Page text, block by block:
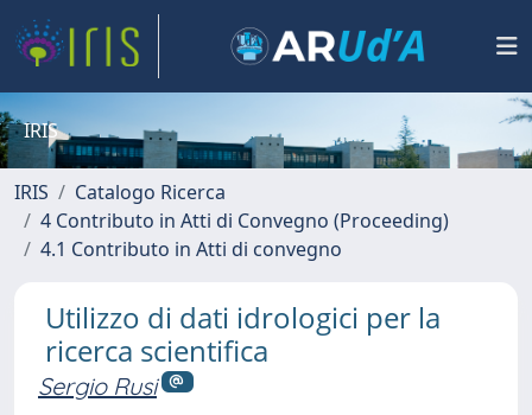
IRIS
IRIS
Catalogo Ricerca
4 Contributo in Atti di Convegno (Proceeding)
4.1 Contributo in Atti di convegno
Utilizzo di dati idrologici per la
ricerca scientifica
Sergio Rusi